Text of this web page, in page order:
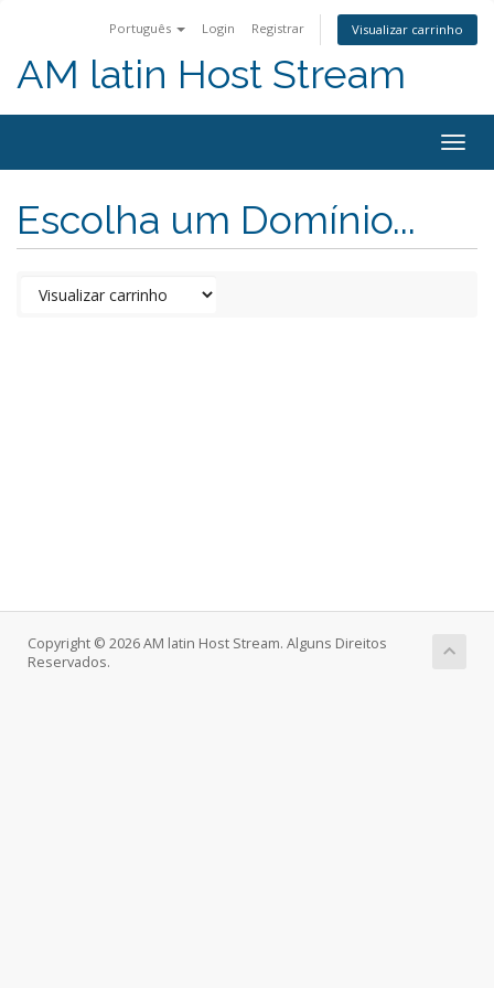
Português Login Registrar Visualizar carrinho
AM latin Host Stream
Escolha um Domínio...
Copyright © 2026 AM latin Host Stream. Alguns Direitos
Reservados.